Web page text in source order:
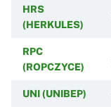
HRS
(HERKULES)
RPC
(ROPCZYCE)
UNI (UNIBEP)